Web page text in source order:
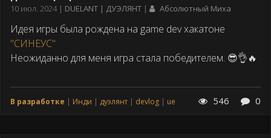
Дата
10 июл. 2024 DUELANT | ДУЭЛЯНТ Абсолютный Миха
Идея игры была рождена на game dev хакатоне
"СИНЕУС"
Неожиданно для меня игра стала победителем. 😎👌🔥
В разработке Инди дуэлянт devlog ue 546 0